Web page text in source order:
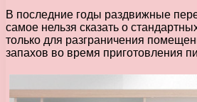
В последние годы раздвижные
самое нельзя сказать о
только для разграничения
запахов во время приготовления